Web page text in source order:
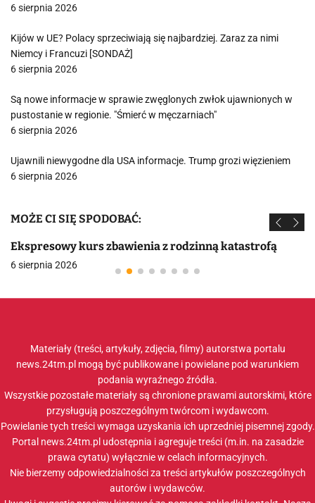
6 sierpnia 2026
Kijów w UE? Polacy sprzeciwiają się najbardziej. Zaraz za nimi
Niemcy i Francuzi [SONDAŻ]
6 sierpnia 2026
Są nowe informacje w sprawie zwęglonych zwłok ujawnionych w
pustostanie w regionie. "Śmierć w męczarniach"
6 sierpnia 2026
Ujawnili niewygodne dla USA informacje. Trump grozi więzieniem
6 sierpnia 2026
MOŻE CI SIĘ SPODOBAĆ:
Ekspresowy kurs zbawienia z rodzinną katastrofą
6 sierpnia 2026
Materiały (treści, artykuły, zdjęcia, filmy) autorstwa portalu
news.24tm.pl mogą być publikowane i powielane pod warunkiem
podania wyraźnego źródła.
Wszystkie pozostałe materiały są chronione prawami autorskimi, które
przysługują poszczególnym twórcom i wydawcom.
Powielanie tych treści wymaga uzyskania ich uprzedniej pisemnej zgody.
Portal news.24tm.pl udostępnia i agreguje treści (m.in. na zasadzie
prawa cytatu) wyłącznie w celach informacyjnych.
Nie bierzemy odpowiedzialności za treści artykułów poszczególnych
autorów i wydawców.